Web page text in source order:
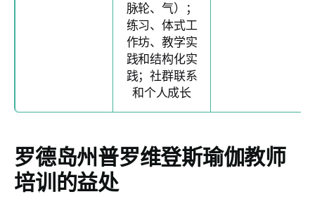
脉轮、气）；
练习、体式工
作坊、教学实
践和结构化实
践；社群联系
和个人成长
罗德岛州普罗维登斯瑜伽教师
培训的益处